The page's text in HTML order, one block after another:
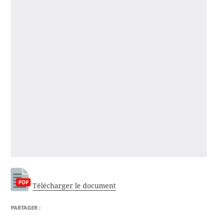
Télécharger le document
PARTAGER :